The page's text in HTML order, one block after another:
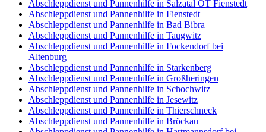
Abschleppdienst und Pannenhilfe in Salzatal OT Fienstedt
Abschleppdienst und Pannenhilfe in Fienstedt
Abschleppdienst und Pannenhilfe in Bad Bibra
Abschleppdienst und Pannenhilfe in Taugwitz
Abschleppdienst und Pannenhilfe in Fockendorf bei
Altenburg
Abschleppdienst und Pannenhilfe in Starkenberg
Abschleppdienst und Pannenhilfe in Großheringen
Abschleppdienst und Pannenhilfe in Schochwitz
Abschleppdienst und Pannenhilfe in Jesewitz
Abschleppdienst und Pannenhilfe in Thierschneck
Abschleppdienst und Pannenhilfe in Bröckau